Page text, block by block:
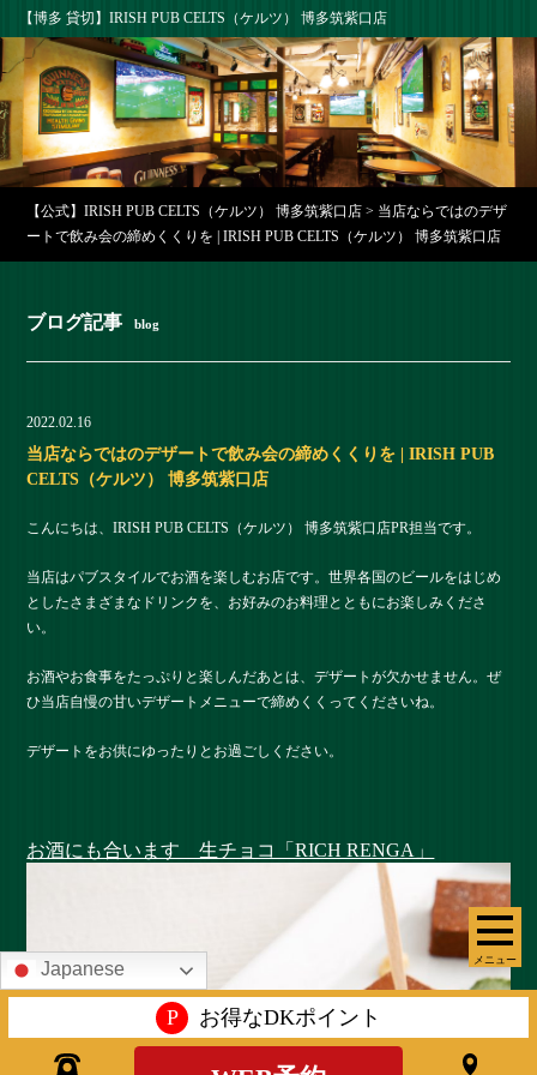
【博多 貸切】IRISH PUB CELTS（ケルツ） 博多筑紫口店
メニュー
【公式】IRISH PUB CELTS（ケルツ） 博多筑紫口店 > 当店ならではのデザ
ートで飲み会の締めくくりを | IRISH PUB CELTS（ケルツ） 博多筑紫口店
ブログ記事 blog
2022.02.16
当店ならではのデザートで飲み会の締めくくりを | IRISH PUB
CELTS（ケルツ） 博多筑紫口店
こんにちは、IRISH PUB CELTS（ケルツ） 博多筑紫口店PR担当です。
当店はパブスタイルでお酒を楽しむお店です。世界各国のビールをはじめ
としたさまざまなドリンクを、お好みのお料理とともにお楽しみくださ
い。
お酒やお食事をたっぷりと楽しんだあとは、デザートが欠かせません。ぜ
ひ当店自慢の甘いデザートメニューで締めくくってくださいね。
デザートをお供にゆったりとお過ごしください。
お酒にも合います 生チョコ「RICH RENGA」
Japanese
P お得なDKポイント